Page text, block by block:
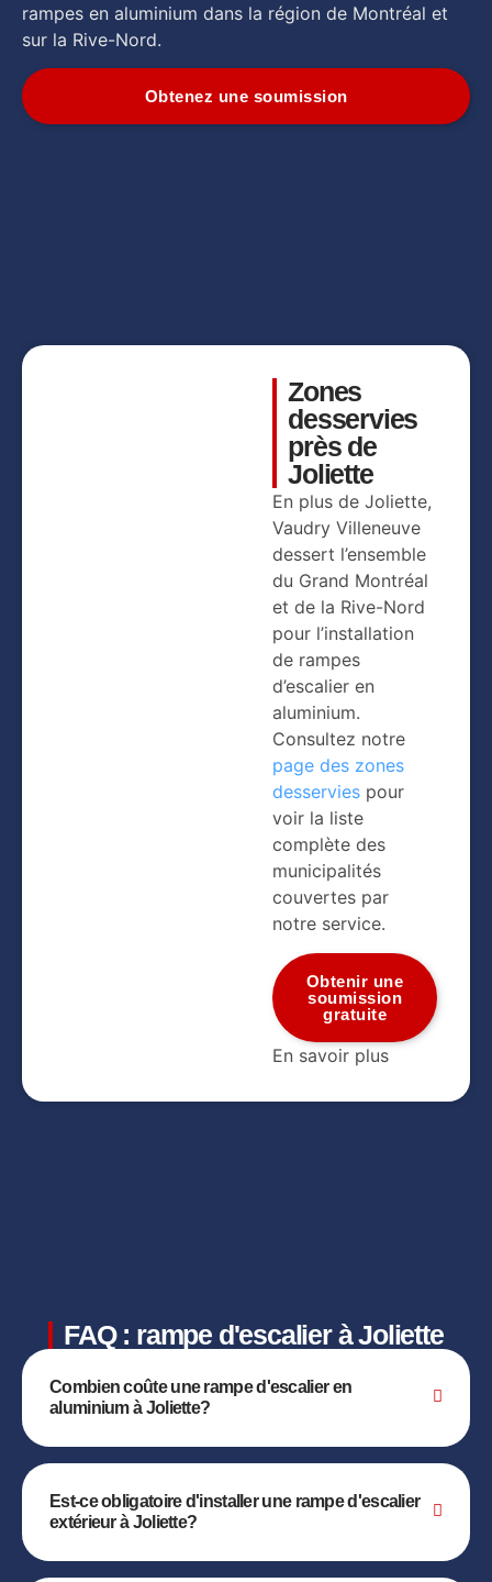
rampes en aluminium dans la région de Montréal et
sur la Rive-Nord.
Obtenez une soumission
Zones
desservies
près de
Joliette
En plus de Joliette,
Vaudry Villeneuve
dessert l’ensemble
du Grand Montréal
et de la Rive-Nord
pour l’installation
de rampes
d’escalier en
aluminium.
Consultez notre
page des zones
desservies pour
voir la liste
complète des
municipalités
couvertes par
notre service.
Obtenir une
soumission
gratuite
En savoir plus
FAQ : rampe d'escalier à Joliette
Combien coûte une rampe d'escalier en
aluminium à Joliette?
Est-ce obligatoire d'installer une rampe d'escalier
extérieur à Joliette?